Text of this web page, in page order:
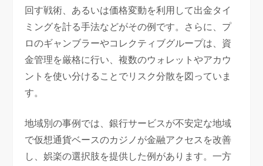
回す戦術、あるいは価格変動を利用して出金タイ
ミングを計る手法などがその例です。さらに、プ
ロのギャンブラーやコレクティブグループは、資
金管理を厳格に行い、複数のウォレットやアカウ
ントを使い分けることでリスク分散を図っていま
す。
地域別の事例では、銀行サービスが不安定な地域
で仮想通貨ベースのカジノが金融アクセスを改善
し、娯楽の選択肢を提供した例があります。一方